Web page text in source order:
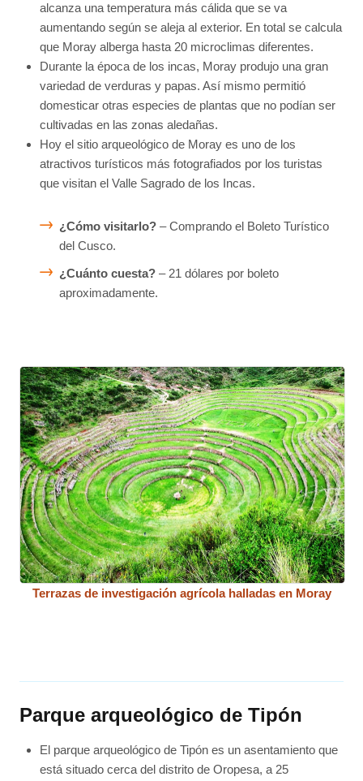
alcanza una temperatura más cálida que se va
aumentando según se aleja al exterior. En total se calcula
que Moray alberga hasta 20 microclimas diferentes.
Durante la época de los incas, Moray produjo una gran
variedad de verduras y papas. Así mismo permitió
domesticar otras especies de plantas que no podían ser
cultivadas en las zonas aledañas.
Hoy el sitio arqueológico de Moray es uno de los
atractivos turísticos más fotografiados por los turistas
que visitan el Valle Sagrado de los Incas.
¿Cómo visitarlo? – Comprando el Boleto Turístico
del Cusco.
¿Cuánto cuesta? – 21 dólares por boleto
aproximadamente.
Terrazas de investigación agrícola halladas en Moray
Parque arqueológico de Tipón
El parque arqueológico de Tipón es un asentamiento que
está situado cerca del distrito de Oropesa, a 25